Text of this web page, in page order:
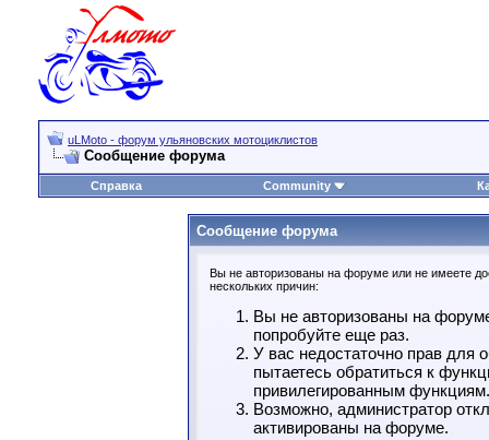
uLMoto - форум ульяновских мотоциклистов
Сообщение форума
Справка Community
Сообщение форума
Вы не авторизованы на форуме или не имеете
нескольких причин:
Вы не авторизованы на
попробуйте еще раз.
У вас недостаточно прав для
пытаетесь обратиться к
привилегированным функциям.
Возможно, администратор
активированы на форуме.